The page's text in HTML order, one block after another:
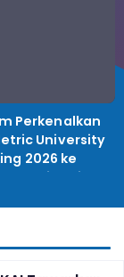
Perkenalkan
University
2026 ke
Tinggi